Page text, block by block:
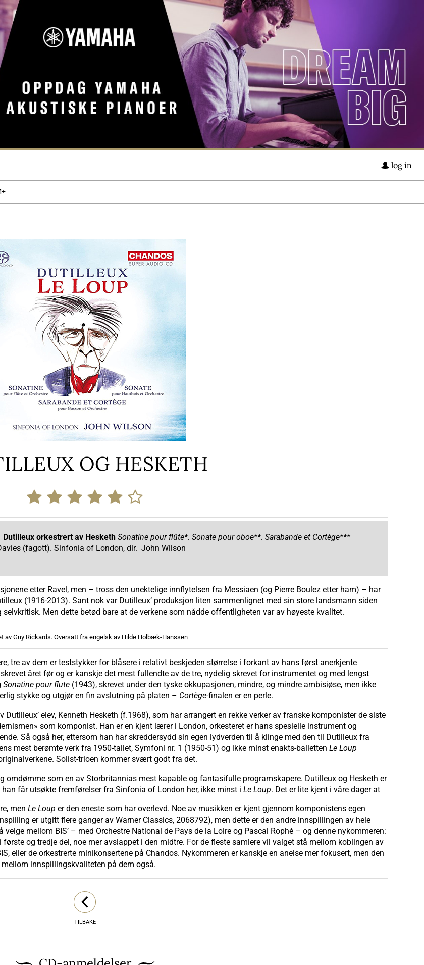
log in
OG HESKETH
Dutilleux orkestrert av Hesketh Sonatine pour flûte*. Sonate pour oboe**. Sarabande et Cortège***
(fagott). Sinfonia of London, dir. John Wilson
etter Ravel, men – tross den unektelige innflytelsen fra Messiaen (og Pierre Boulez etter ham) – har
(1916-2013). Sant nok var Dutilleux’ produksjon liten sammenlignet med sin store landsmann siden
Men dette betød bare at de verkene som nådde offentligheten var av høyeste kvalitet.
av Guy Rickards. Oversatt fra engelsk av Hilde Holbæk-Hanssen
tre av dem er teststykker for blåsere i relativt beskjeden størrelse i forkant av hans først anerkjente
året før og er kanskje det mest fullendte av de tre, nydelig skrevet for instrumentet og med lengst
Sonatine pour flute (1943), skrevet under den tyske okkupasjonen, mindre, og mindre ambisiøse, men ikke
stykke og utgjør en fin avslutning på platen – Cortège-finalen er en perle.
elev, Kenneth Hesketh (f.1968), som har arrangert en rekke verker av franske komponister de siste
som komponist. Han er en kjent lærer i London, orkesteret er hans spesielle instrument og
Så også her, ettersom han har skreddersydd sin egen lydverden til å klinge med den til Dutilleux fra
mest berømte verk fra 1950-tallet, Symfoni nr. 1 (1950-51) og ikke minst enakts-balletten Le Loup
Solist-trioen kommer svært godt fra det.
omdømme som en av Storbritannias mest kapable og fantasifulle programskapere. Dutilleux og Hesketh er
får utsøkte fremførelser fra Sinfonia of London her, ikke minst i Le Loup. Det er lite kjent i våre dager at
men Le Loup er den eneste som har overlevd. Noe av musikken er kjent gjennom komponistens egen
er utgitt flere ganger av Warner Classics, 2068792), men dette er den andre innspillingen av hele
mellom BIS’ – med Orchestre National de Pays de la Loire og Pascal Rophé – og denne nykommeren:
og tredje del, noe mer avslappet i den midtre. For de fleste samlere vil valget stå mellom koblingen av
eller de orkestrerte minikonsertene på Chandos. Nykommeren er kanskje en anelse mer fokusert, men den
innspillingskvaliteten på dem også.
TILBAKE